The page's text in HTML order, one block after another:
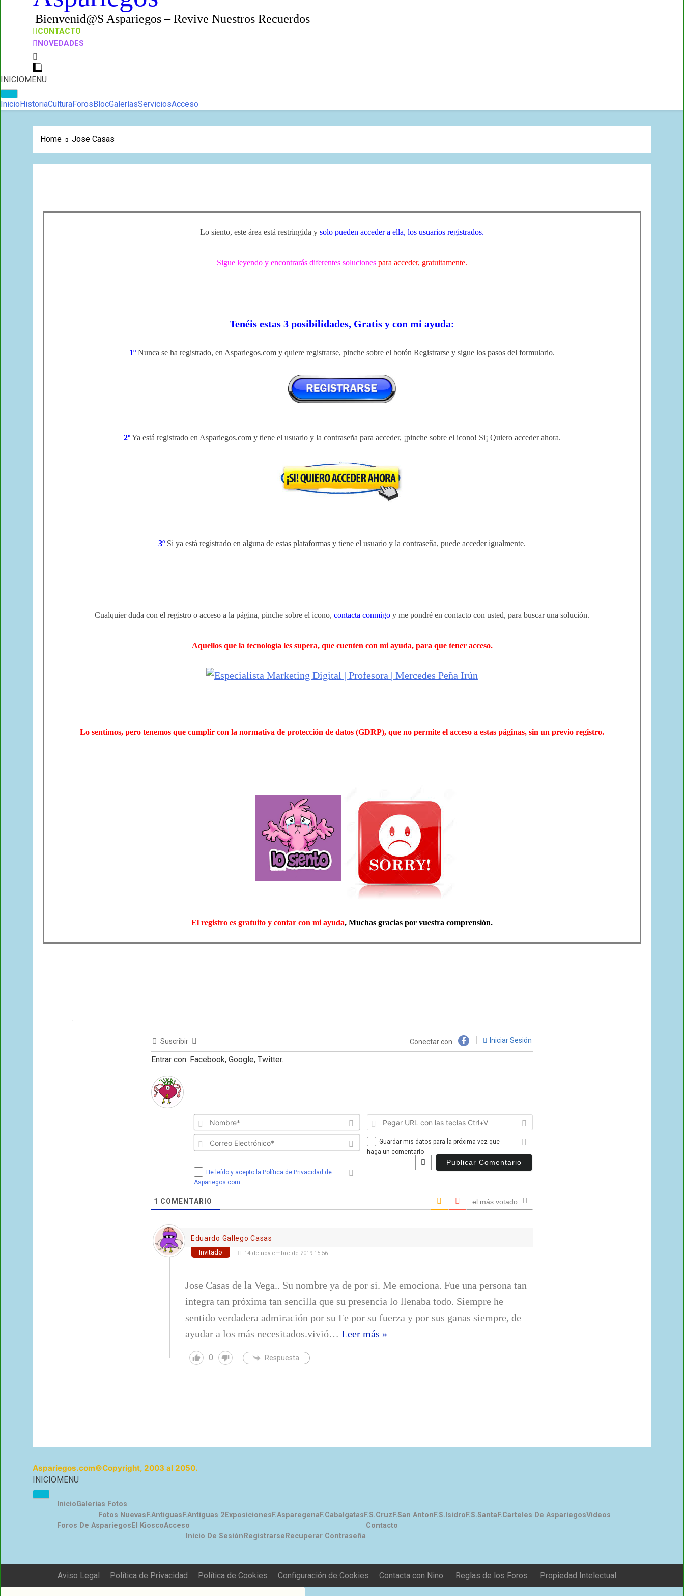
Bienvenid@s Aspariegos – Revive Nuestros Recuerdos
CONTACTO
NOVEDADES
INICIOMENU
InicioHistoriaCulturaForosBlocGaleríasServiciosAcceso
Home Jose Casas
Lo siento, este área está restringida y solo pueden acceder a ella, los usuarios registrados.
Sigue leyendo y encontrarás diferentes soluciones para acceder, gratuitamente.
Tenéis estas 3 posibilidades, Gratis y con mi ayuda:
1º Nunca se ha registrado, en Aspariegos.com y quiere registrarse, pinche sobre el botón Registrarse y sigue los pasos del formulario.
2ºYa está registrado en Aspariegos.com y tiene el usuario y la contraseña para acceder, ¡pinche sobre el icono! Si¡ Quiero acceder ahora.
3º Si ya está registrado en alguna de estas plataformas y tiene el usuario y la contraseña, puede acceder igualmente.
Cualquier duda con el registro o acceso a la página, pinche sobre el icono, contacta conmigo y me pondré en contacto con usted, para buscar una solución.
Aquellos que la tecnología les supera, que cuenten con mi ayuda, para que tener acceso.
Lo sentimos, pero tenemos que cumplir con la normativa de protección de datos (GDRP), que no permite el acceso a estas páginas, sin un previo registro.
El registro es gratuito y contar con mi ayuda, Muchas gracias por vuestra comprensión.
Suscribir Conectar con Iniciar Sesión
Entrar con: Facebook, Google, Twitter.
Nombre*
Correo
Electrónico*
He leído y acepto la Política de Privacidad de
Aspariegos.com
URL
Guardar mis datos para la próxima vez que
haga un comentario
1 COMENTARIO el más votado
Eduardo Gallego Casas
Invitado 14 de noviembre de 2019 15:56
Jose Casas de la Vega.. Su nombre ya de por si. Me emociona. Fue una persona tan
integra tan próxima tan sencilla que su presencia lo llenaba todo. Siempre he
sentido verdadera admiración por su Fe por su fuerza y por sus ganas siempre, de
ayudar a los más necesitados.vivió… Leer más »
0 Respuesta
Aspariegos.com©Copyright, 2003 al 2050.
INICIO MENU
InicioGalerias Fotos
Fotos Nuevas F.Antiguas F.Antiguas 2Exposiciones F.Asparegena F.Cabalgatas F.S.Cruz F.San Anton F.S.Isidro F.S.Santa F.Carteles De AspariegosVideos
Foros De Aspariegos El KioscoAcceso
Inicio De Sesión Registrarse Recuperar Contraseña
Contacto
Aviso Legal Política de Privacidad Política de Cookies Configuración de Cookies Contacta con Nino Reglas de los Foros Propiedad Intelectual